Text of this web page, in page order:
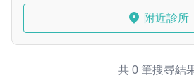
附近診所
共 0 筆搜尋結